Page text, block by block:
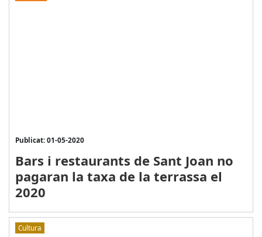
Publicat: 01-05-2020
Bars i restaurants de Sant Joan no
pagaran la taxa de la terrassa el
2020
Cultura